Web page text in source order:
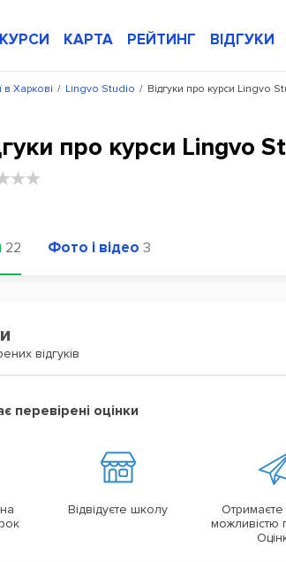
КУРСИ КАРТА РЕЙТИНГ ВІДГУКИ
/
в Харкові /
Lingvo Studio Відгуки про курси Lingvo
про курси Lingvo
22 Фото і відео 3
відгуків
перевірені оцінки
Відвідуєте школу
можливістю